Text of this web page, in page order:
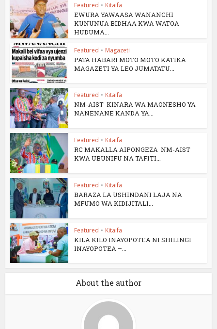
Featured • Kitaifa
EWURA YAWAASA WANANCHI
KUNUNUA BIDHAA KWA WATOA
HUDUMA...
Featured • Magazeti
PATA HABARI MOTO MOTO KATIKA
MAGAZETI YA LEO JUMATATU...
Featured • Kitaifa
NM-AIST KINARA WA MAONESHO YA
NANENANE KANDA YA...
Featured • Kitaifa
RC MAKALLA AIPONGEZA NM-AIST
KWA UBUNIFU NA TAFITI...
Featured • Kitaifa
BARAZA LA USHINDANI LAJA NA
MFUMO WA KIDIJITALI...
Featured • Kitaifa
KILA KILO INAYOPOTEA NI SHILINGI
INAYOPOTEA –...
About the author